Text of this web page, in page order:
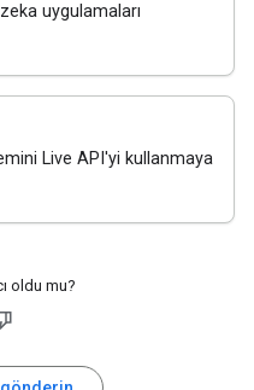
uygulamaları
Live API'yi kullanmaya
oldu mu?